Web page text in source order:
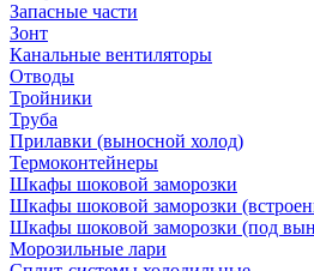
Запасные части
Зонт
Канальные вентиляторы
Отводы
Тройники
Труба
Прилавки (выносной холод)
Термоконтейнеры
Шкафы шоковой заморозки
Шкафы шоковой заморозки
Шкафы шоковой заморозки (под
Морозильные лари